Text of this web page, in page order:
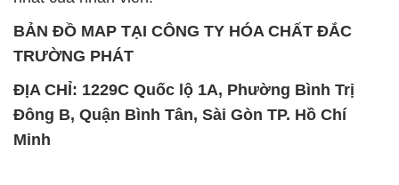
BẢN ĐỒ MAP TẠI CÔNG TY HÓA CHẤT ĐẮC
TRƯỜNG PHÁT
ĐỊA CHỈ: 1229C Quốc lộ 1A, Phường Bình Trị
Đông B, Quận Bình Tân, Sài Gòn TP. Hồ Chí
Minh